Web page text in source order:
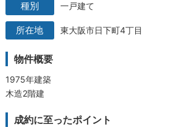
一戸建て
東大阪市日下町4丁目
物件概要
1975年建築
木造2階建
成約に至ったポイント